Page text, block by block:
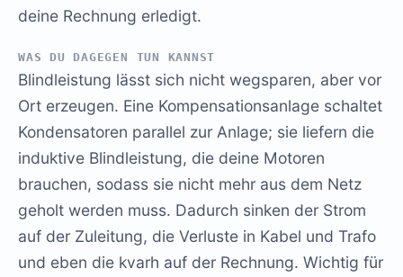
deine Rechnung erledigt.
WAS DU DAGEGEN TUN KANNST
Blindleistung lässt sich nicht wegsparen, aber vor
Ort erzeugen. Eine Kompensationsanlage schaltet
Kondensatoren parallel zur Anlage; sie liefern die
induktive Blindleistung, die deine Motoren
brauchen, sodass sie nicht mehr aus dem Netz
geholt werden muss. Dadurch sinken der Strom
auf der Zuleitung, die Verluste in Kabel und Trafo
und eben die kvarh auf der Rechnung. Wichtig für